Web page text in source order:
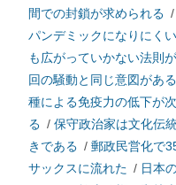
間での封鎖が求められる /
パンデミックになりにくい
も広がっていかない法則
回の騒動と同じ意図があ
種による免疫力の低下が
る / 保守政治家は文化伝
きである / 郵政民営化で
サックスに流れた / 日本